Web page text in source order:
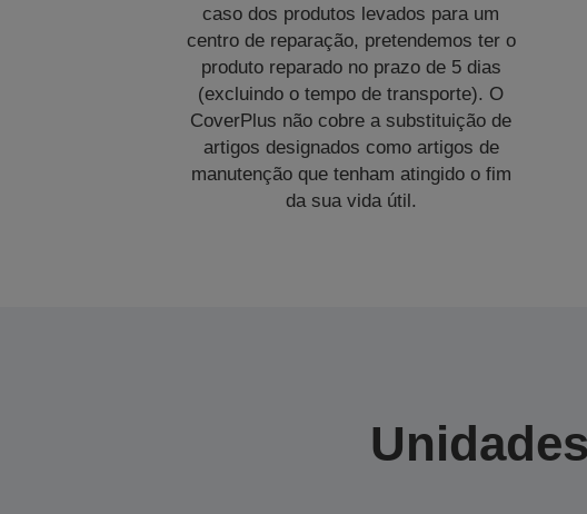
caso dos produtos levados para um
centro de reparação, pretendemos ter o
produto reparado no prazo de 5 dias
(excluindo o tempo de transporte). O
CoverPlus não cobre a substituição de
artigos designados como artigos de
manutenção que tenham atingido o fim
da sua vida útil.